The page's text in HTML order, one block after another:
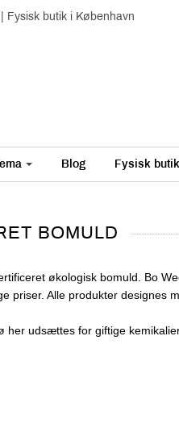
Fysisk butik i København
Blog Fysisk butik
BOMULD
økologisk bomuld. Bo
priser. Alle produkter designes
udsættes for giftige